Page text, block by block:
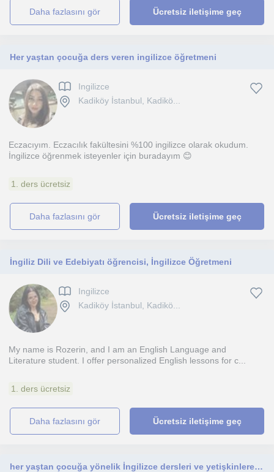
daha fazlasını gör Ücretsiz iletişime geç
Her yaştan çocuğa ders veren ingilizce öğretmeni
Ingilizce
Kadiköy İstanbul, Kadikö...
Eczacıyım. Eczacılık fakültesini %100 ingilizce olarak okudum.
İngilizce öğrenmek isteyenler için buradayım 😊
1. ders ücretsiz
daha fazlasını gör Ücretsiz iletişime geç
İngiliz Dili ve Edebiyatı öğrencisi, İngilizce Öğretmeni
Ingilizce
Kadiköy İstanbul, Kadikö...
My name is Rozerin, and I am an English Language and
Literature student. I offer personalized English lessons for c...
1. ders ücretsiz
daha fazlasını gör Ücretsiz iletişime geç
her yaştan çocuğa yönelik İngilizce dersleri ve yetişkinlere yönelik speaking partikleri